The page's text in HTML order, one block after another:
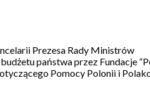
Prezesa Rady Ministrów
państwa przez Fundacje
Pomocy Polonii i